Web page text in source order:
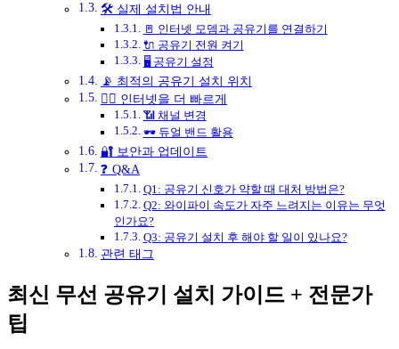
🛠️ 실제 설치법 안내
🚪 인터넷 모뎀과 공유기를 연결하기
🔌 공유기 전원 켜기
🖥️ 공유기 설정
📡 최적의 공유기 설치 위치
🏃‍♂️ 인터넷을 더 빠르게
📶 채널 변경
🕶️ 듀얼 밴드 활용
🔐 보안과 업데이트
❓ Q&A
Q1: 공유기 신호가 약할 때 대처 방법은?
Q2: 와이파이 속도가 자주 느려지는 이유는 무엇
인가요?
Q3: 공유기 설치 후 해야 할 일이 있나요?
관련 태그
최신 무선 공유기 설치 가이드 + 전문가
팁